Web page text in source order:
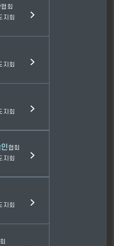
협회
지회
지회
지회
협회
지회
지회